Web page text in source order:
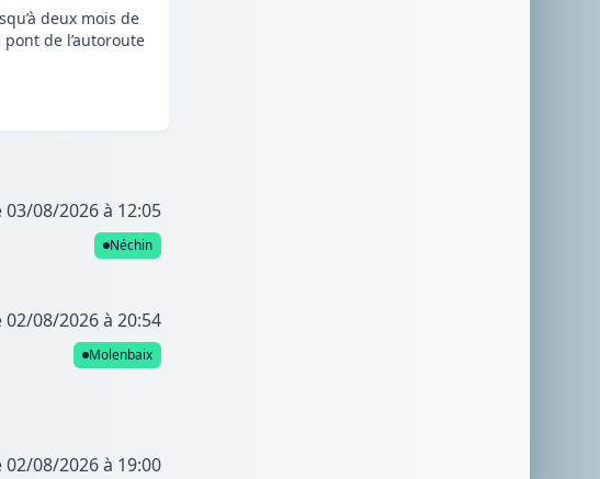
deux mois de
de l’autoroute
03/08/2026 à 12:05
Néchin
02/08/2026 à 20:54
Molenbaix
02/08/2026 à 19:00